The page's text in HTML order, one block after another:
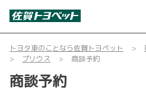
トヨタ車のことなら佐賀トヨペット
プリウス
商談予約
商談予約